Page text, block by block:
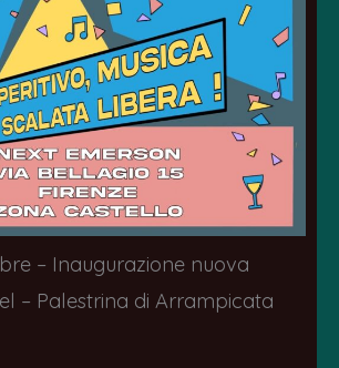
– Inaugurazione nuova
– Palestrina di Arrampicata